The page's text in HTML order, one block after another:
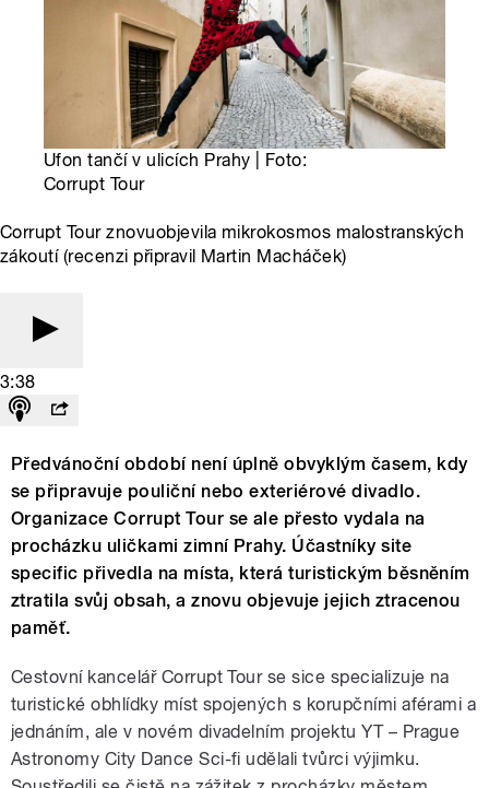
Ufon tančí v ulicích Prahy | Foto:
Corrupt Tour
Corrupt Tour znovuobjevila mikrokosmos malostranských
zákoutí (recenzi připravil Martin Macháček)
3:38
Předvánoční období není úplně obvyklým časem, kdy
se připravuje pouliční nebo exteriérové divadlo.
Organizace Corrupt Tour se ale přesto vydala na
procházku uličkami zimní Prahy. Účastníky site
specific přivedla na místa, která turistickým běsněním
ztratila svůj obsah, a znovu objevuje jejich ztracenou
paměť.
Cestovní kancelář Corrupt Tour se sice specializuje na
turistické obhlídky míst spojených s korupčními aférami a
jednáním, ale v novém divadelním projektu YT – Prague
Astronomy City Dance Sci-fi udělali tvůrci výjimku.